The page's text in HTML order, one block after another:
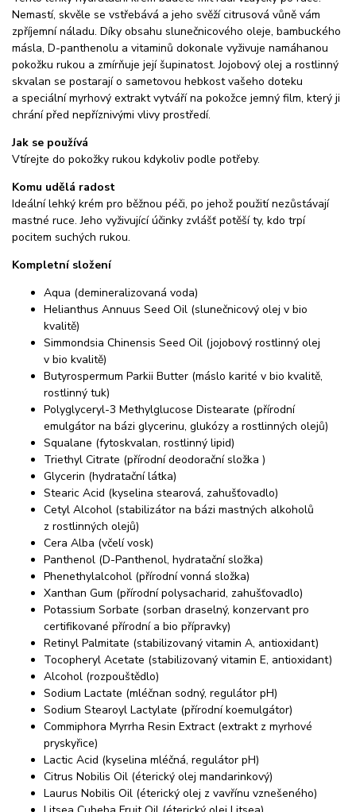
Nemastí, skvěle se vstřebává a jeho svěží citrusová vůně vám
zpříjemní náladu. Díky obsahu slunečnicového oleje, bambuckého
másla, D-panthenolu a vitaminů dokonale vyživuje namáhanou
pokožku rukou a zmírňuje její šupinatost. Jojobový olej a rostlinný
skvalan se postarají o sametovou hebkost vašeho doteku
a speciální myrhový extrakt vytváří na pokožce jemný film, který ji
chrání před nepříznivými vlivy prostředí.
Jak se používá
Vtírejte do pokožky rukou kdykoliv podle potřeby.
Komu udělá radost
Ideální lehký krém pro běžnou péči, po jehož použití nezůstávají
mastné ruce. Jeho vyživující účinky zvlášť potěší ty, kdo trpí
pocitem suchých rukou.
Kompletní složení
Aqua (demineralizovaná voda)
Helianthus Annuus Seed Oil (slunečnicový olej v bio
kvalitě)
Simmondsia Chinensis Seed Oil (jojobový rostlinný olej
v bio kvalitě)
Butyrospermum Parkii Butter (máslo karité v bio kvalitě,
rostlinný tuk)
Polyglyceryl-3 Methylglucose Distearate (přírodní
emulgátor na bázi glycerinu, glukózy a rostlinných olejů)
Squalane (fytoskvalan, rostlinný lipid)
Triethyl Citrate (přírodní deodorační složka )
Glycerin (hydratační látka)
Stearic Acid (kyselina stearová, zahušťovadlo)
Cetyl Alcohol (stabilizátor na bázi mastných alkoholů
z rostlinných olejů)
Cera Alba (včelí vosk)
Panthenol (D-Panthenol, hydratační složka)
Phenethylalcohol (přírodní vonná složka)
Xanthan Gum (přírodní polysacharid, zahušťovadlo)
Potassium Sorbate (sorban draselný, konzervant pro
certifikované přírodní a bio přípravky)
Retinyl Palmitate (stabilizovaný vitamin A, antioxidant)
Tocopheryl Acetate (stabilizovaný vitamin E, antioxidant)
Alcohol (rozpouštědlo)
Sodium Lactate (mléčnan sodný, regulátor pH)
Sodium Stearoyl Lactylate (přírodní koemulgátor)
Commiphora Myrrha Resin Extract (extrakt z myrhové
pryskyřice)
Lactic Acid (kyselina mléčná, regulátor pH)
Citrus Nobilis Oil (éterický olej mandarinkový)
Laurus Nobilis Oil (éterický olej z vavřínu vznešeného)